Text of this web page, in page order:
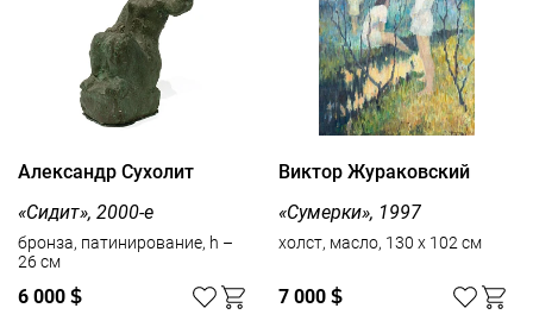
Александр Сухолит
«Сидит», 2000-е
бронза, патинирование, h –
26 см
6 000 $
Виктор Жураковский
«Сумерки», 1997
холст, масло, 130 x 102 см
7 000 $